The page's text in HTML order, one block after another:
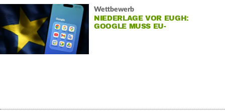
Wettbewerb
NIEDERLAGE VOR EUGH:
GOOGLE MUSS EU-